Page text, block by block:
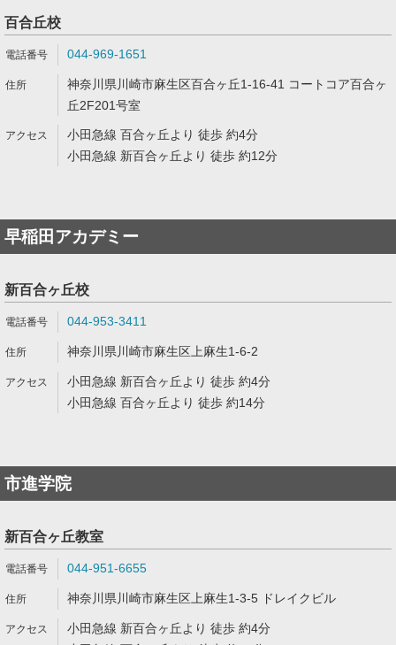
百合丘校
044-969-1651
神奈川県川崎市麻生区百合ヶ丘1-16-41 コートコア百合ヶ
丘2F201号室
小田急線 百合ヶ丘より 徒歩 約4分
小田急線 新百合ヶ丘より 徒歩 約12分
早稲田アカデミー
新百合ヶ丘校
044-953-3411
神奈川県川崎市麻生区上麻生1-6-2
小田急線 新百合ヶ丘より 徒歩 約4分
小田急線 百合ヶ丘より 徒歩 約14分
市進学院
新百合ヶ丘教室
044-951-6655
神奈川県川崎市麻生区上麻生1-3-5 ドレイクビル
小田急線 新百合ヶ丘より 徒歩 約4分